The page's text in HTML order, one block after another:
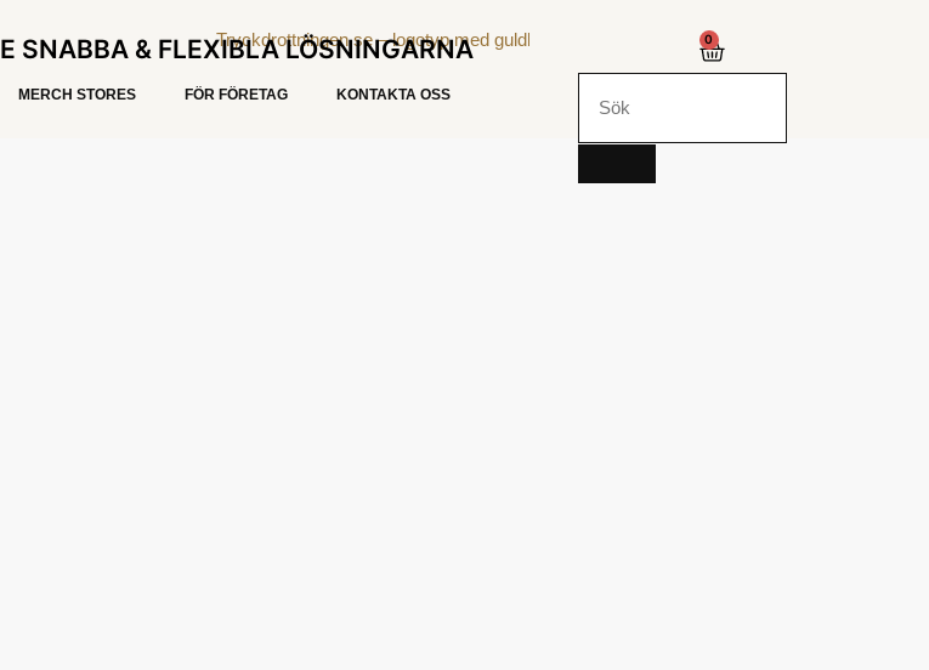
SNABBA & FLEXIBLA LÖSNINGARNA
MERCH STORES FÖR FÖRETAG KONTAKTA OSS
0